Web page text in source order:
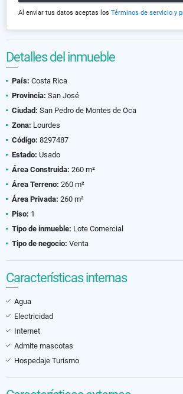
Al enviar tus datos aceptas los Términos de servicio y
Detalles del inmueble
País: Costa Rica
Provincia: San José
Ciudad: San Pedro de Montes de Oca
Zona: Lourdes
Código: 8297487
Estado: Usado
Área Construida: 260 m²
Área Terreno: 260 m²
Área Privada: 260 m²
Piso: 1
Tipo de inmueble: Lote Comercial
Tipo de negocio: Venta
Características internas
Agua
Electricidad
Internet
Admite mascotas
Hospedaje Turismo